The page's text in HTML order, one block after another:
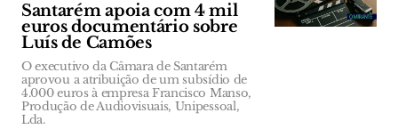
Santarém apoia com 4 mil
euros documentário sobre
Luís de Camões
O executivo da Câmara de Santarém
aprovou a atribuição de um subsídio de
4.000 euros à empresa Francisco Manso,
Produção de Audiovisuais, Unipessoal,
Lda.